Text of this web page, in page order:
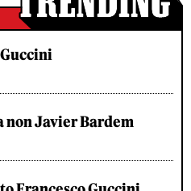
non Javier Bardem